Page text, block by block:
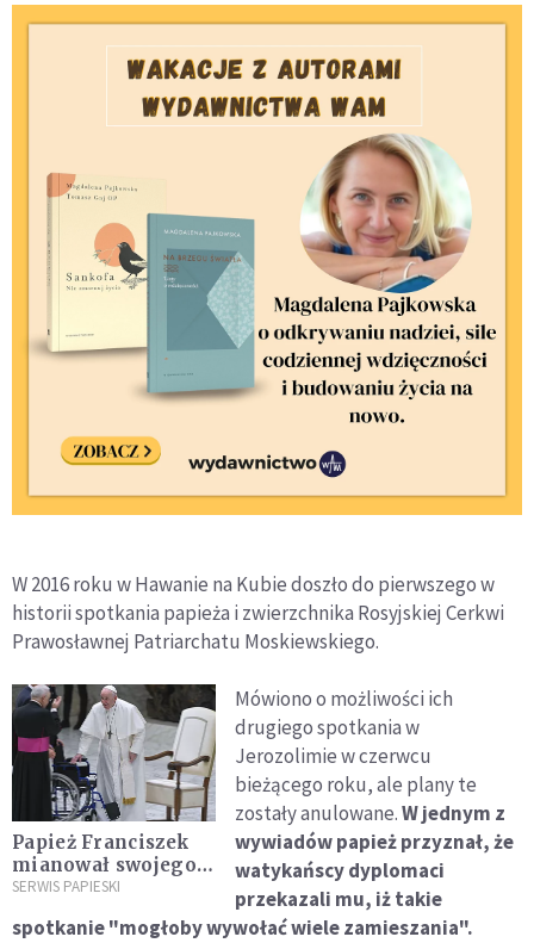
W 2016 roku w Hawanie na Kubie doszło do pierwszego w
historii spotkania papieża i zwierzchnika Rosyjskiej Cerkwi
Prawosławnej Patriarchatu Moskiewskiego.
Papież Franciszek
mianował swojego
osobistego
SERWIS PAPIESKI
Mówiono o możliwości ich
drugiego spotkania w
Jerozolimie w czerwcu
bieżącego roku, ale plany te
zostały anulowane.W jednym z
wywiadów papież przyznał, że
watykańscy dyplomaci
przekazali mu, iż takie
spotkanie "mogłoby wywołać wiele zamieszania".